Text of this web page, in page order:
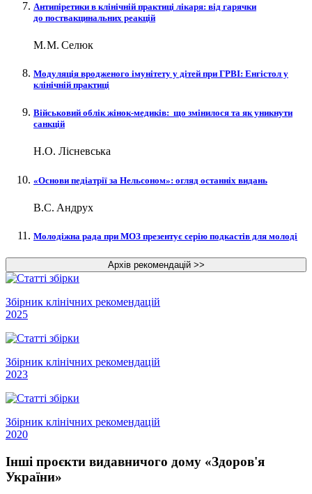
Антипіретики в клінічній практиці лікаря: від гарячки
до поствакцинальних реакцій
М. М. Селюк
Модуляція вро­дженого імунітету у дітей при ГРВІ: Енгістол у
клінічній практиці
Військовий облік жінок-медиків: що змінилося та як уникнути
санкцій
Н.О. Лісневська
«Основи педіатрії за Нельсоном»: огляд останніх видань
В.С. Андрух
Молодіжна рада при МОЗ презентує серію подкастів для молоді
Збірник клінічних рекомендацій
2025
Збірник клінічних рекомендацій
2023
Збірник клінічних рекомендацій
2020
Інші проєкти видавничого дому «Здоров'я
України»